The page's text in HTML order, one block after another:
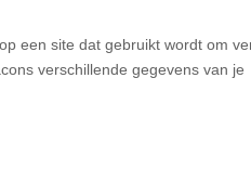
een site dat gebruikt wordt om
verschillende gegevens van je